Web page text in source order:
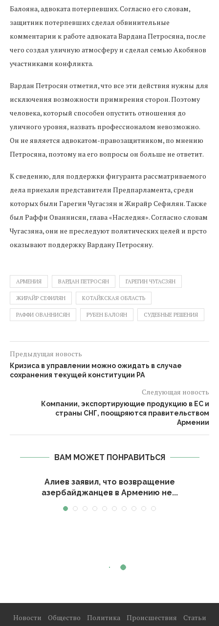
Балояна, адвоката потерпевших. Согласно его словам,
защитник потерпевших сделал обвинительные
комментарии к работе адвоката Вардана Петросяна, после
чего создал уличную атмосферу и сделал семью Акобянов
участниками конфликта.
Вардан Петросян отметил, что все эти действия нужны для
исключения возможности примирения сторон. Поэтому
человека, который способен опустить отношения до
уличного уровня, назвать профессионалом невозможно.
Он не является адвокатом-правозащитником, по мнению
Петросяна, поэтому на его вопросы он больше не ответит.
К сведению, для поддержки фигуранта рассматриваемого
дела приехали представители Предпарламента, среди
которых были Гарегин Чугасзян и Жирайр Сефилян. Также
был Раффи Ованнисян, глава «Наследия». Согласно словам
Чугасзяна, они не преследуют политических целей и прсто
оказывают поддержку Вардану Петросяну.
АРМЕНИЯ ВАРДАН ПЕТРОСЯН ГАРЕГИН ЧУГАСЗЯН
ЖИРАЙР СЕФИЛЯН КОТАЙКСКАЯ ОБЛАСТЬ
РАФФИ ОВАННИСЯН РУБЕН БАЛОЯН СУДЕБНЫЕ РЕШЕНИЯ
Предыдущая новость
Кризиса в управлении можно ожидать в случае
сохранения текущей конституции РА
Следующая новость
Компании, экспортирующие продукцию в ЕС и
страны СНГ, поощряются правительством
Армении
ВАМ МОЖЕТ ПОНРАВИТЬСЯ
Алиев заявил, что возвращение
азербайджанцев в Армению не...
Новости Общество Политика Происшествия
Статьи